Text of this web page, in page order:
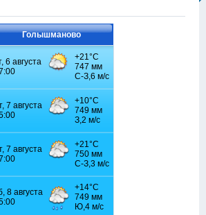
Голышманово